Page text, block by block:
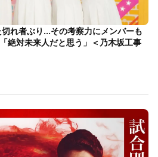
れ者ぶり…その考察力にメンバーも
絶対未来人だと思う」＜乃木坂工事